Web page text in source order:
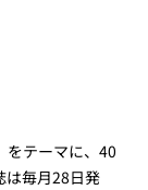
をテーマに、40
毎月28日発